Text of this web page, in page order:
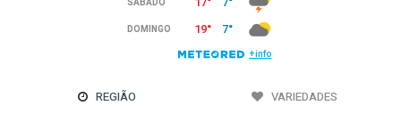
REGIÃO VARIEDADES